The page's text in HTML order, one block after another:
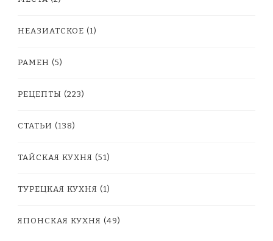
НЕАЗИАТСКОЕ (1)
РАМЕН (5)
РЕЦЕПТЫ (223)
СТАТЬИ (138)
ТАЙСКАЯ КУХНЯ (51)
ТУРЕЦКАЯ КУХНЯ (1)
ЯПОНСКАЯ КУХНЯ (49)